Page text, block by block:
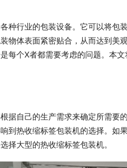
种行业的包装设备。它可以将包
物体表面紧密贴合，从而达到美
每个X者都需要考虑的问题。本
据自己的生产需求来确定所需要
到热收缩标签包装机的选择。如
择大型的热收缩标签包装机。